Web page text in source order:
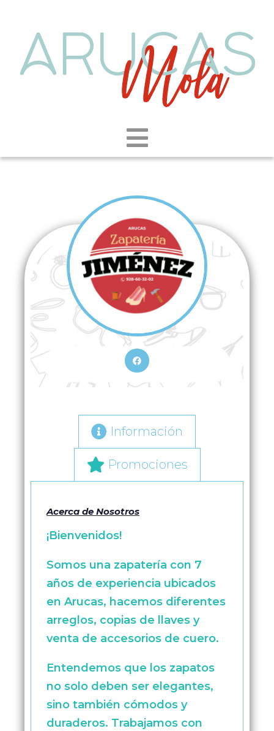
Información
Promociones
Acerca de Nosotros
¡Bienvenidos!
Somos una zapatería con 7
años de experiencia ubicados
en Arucas, hacemos diferentes
arreglos, copias de llaves y
venta de accesorios de cuero.
Entendemos que los zapatos
no solo deben ser elegantes,
sino también cómodos y
duraderos. Trabajamos con